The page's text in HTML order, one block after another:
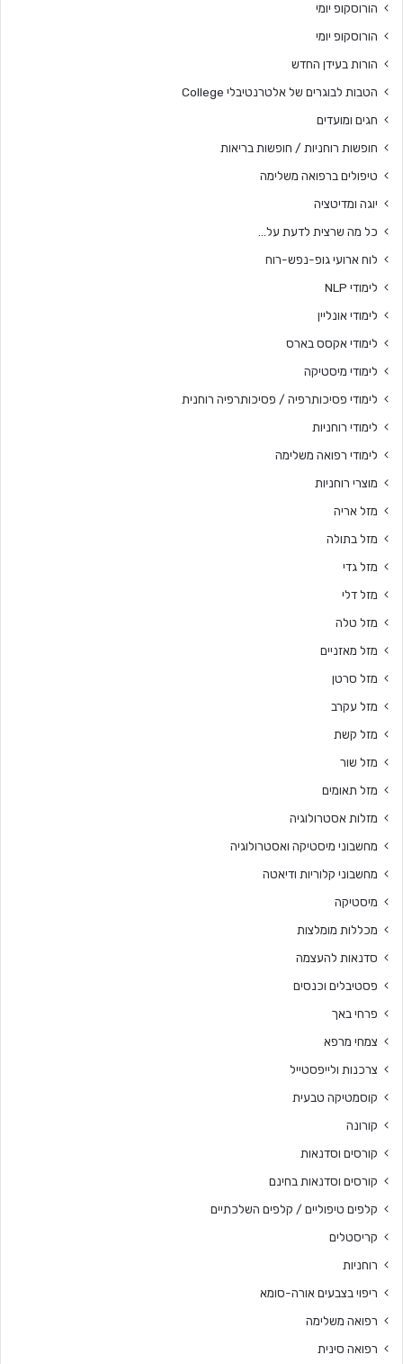
הורוסקופ יומי
הורוסקופ יומי
הורות בעידן החדש
הטבות לבוגרים של אלטרנטיבלי College
חגים ומועדים
חופשות רוחניות / חופשות בריאות
טיפולים ברפואה משלימה
יוגה ומדיטציה
כל מה שרצית לדעת על…
לוח ארועי גופ-נפש-רוח
לימודי NLP
לימודי אונליין
לימודי אקסס בארס
לימודי מיסטיקה
לימודי פסיכותרפיה / פסיכותרפיה רוחנית
לימודי רוחניות
לימודי רפואה משלימה
מוצרי רוחניות
מזל אריה
מזל בתולה
מזל גדי
מזל דלי
מזל טלה
מזל מאזניים
מזל סרטן
מזל עקרב
מזל קשת
מזל שור
מזל תאומים
מזלות אסטרולוגיה
מחשבוני מיסטיקה ואסטרולוגיה
מחשבוני קלוריות ודיאטה
מיסטיקה
מכללות מומלצות
סדנאות להעצמה
פסטיבלים וכנסים
פרחי באך
צמחי מרפא
צרכנות ולייפסטייל
קוסמטיקה טבעית
קורונה
קורסים וסדנאות
קורסים וסדנאות בחינם
קלפים טיפוליים / קלפים השלכתיים
קריסטלים
רוחניות
ריפוי בצבעים אורה-סומא
רפואה משלימה
רפואה סינית